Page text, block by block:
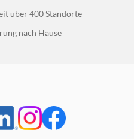
über 400 Standorte
nach Hause